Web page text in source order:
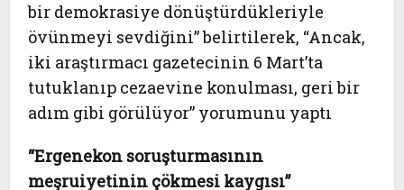
bir demokrasiye dönüştürdükleriyle
övünmeyi sevdiğini” belirtilerek, “Ancak,
iki araştırmacı gazetecinin 6 Mart’ta
tutuklanıp cezaevine konulması, geri bir
adım gibi görülüyor” yorumunu yaptı
“Ergenekon soruşturmasının
meşruiyetinin çökmesi kaygısı”